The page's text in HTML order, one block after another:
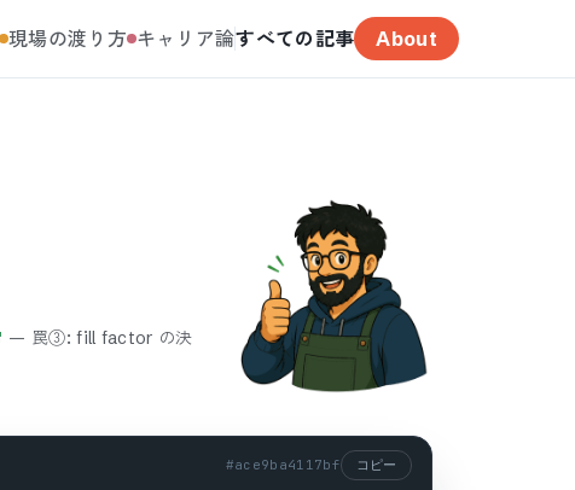
現場の渡り方 キャリア論すべての記事 About
— 罠③: fill factor の決
#ace9ba4117bf コピー